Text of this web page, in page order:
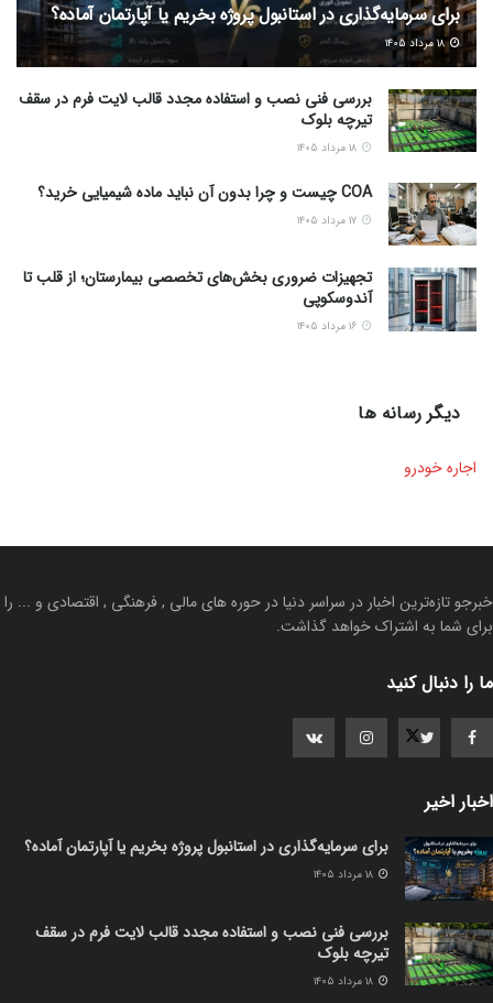
برای سرمایه‌گذاری در استانبول پروژه بخریم یا آپارتمان آماده؟
۱۸ مرداد ۱۴۰۵
بررسی فنی نصب و استفاده مجدد قالب لایت فرم در سقف
تیرچه بلوک
COA چیست و چرا بدون آن نباید ماده شیمیایی خرید؟
تجهیزات ضروری بخش‌های تخصصی بیمارستان؛ از قلب تا
آندوسکوپی
دیگر رسانه ها
اجاره خودرو
خبرجو تازه‌ترین اخبار در سراسر دنیا در حوره های مالی , فرهنگی , اقتصادی و ... را
برای شما به اشتراک خواهد گذاشت.
ما را دنبال کنید
اخبار اخیر
برای سرمایه‌گذاری در استانبول پروژه بخریم یا آپارتمان آماده؟
بررسی فنی نصب و استفاده مجدد قالب لایت فرم در سقف
تیرچه بلوک